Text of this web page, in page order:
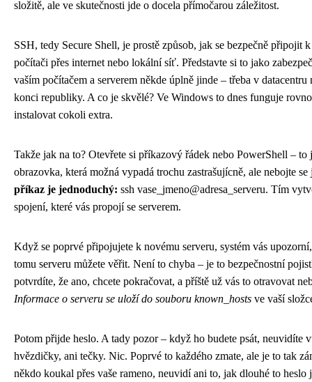
složitě, ale ve skutečnosti jde o docela přímočarou záležitost.
SSH, tedy Secure Shell, je prostě způsob, jak se bezpečně připojit
počítači přes internet nebo lokální síť. Představte si to jako
vaším počítačem a serverem někde úplně jinde – třeba v datacentru
konci republiky. A co je skvělé? Ve Windows to dnes funguje
instalovat cokoli extra.
Takže jak na to? Otevřete si příkazový řádek nebo PowerShell – to
obrazovka, která možná vypadá trochu zastrašujícně, ale nebojte
příkaz je jednoduchý: ssh vase_jmeno@adresa_serveru. Tím
spojení, které vás propojí se serverem.
Když se poprvé připojujete k novému serveru, systém vás
tomu serveru můžete věřit. Není to chyba – je to bezpečnostní
potvrdíte, že ano, chcete pokračovat, a příště už vás to otravovat
Informace o serveru se uloží do souboru known_hosts ve vaší
Potom přijde heslo. A tady pozor – když ho budete psát, neuvidíte
hvězdičky, ani tečky. Nic. Poprvé to každého zmate, ale je to tak
někdo koukal přes vaše rameno, neuvidí ani to, jak dlouhé to heslo